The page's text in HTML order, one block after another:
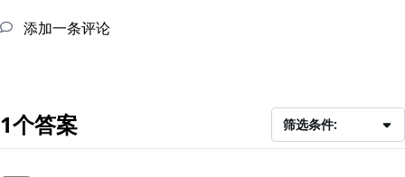
添加一条评论
1个答案 筛选条件: